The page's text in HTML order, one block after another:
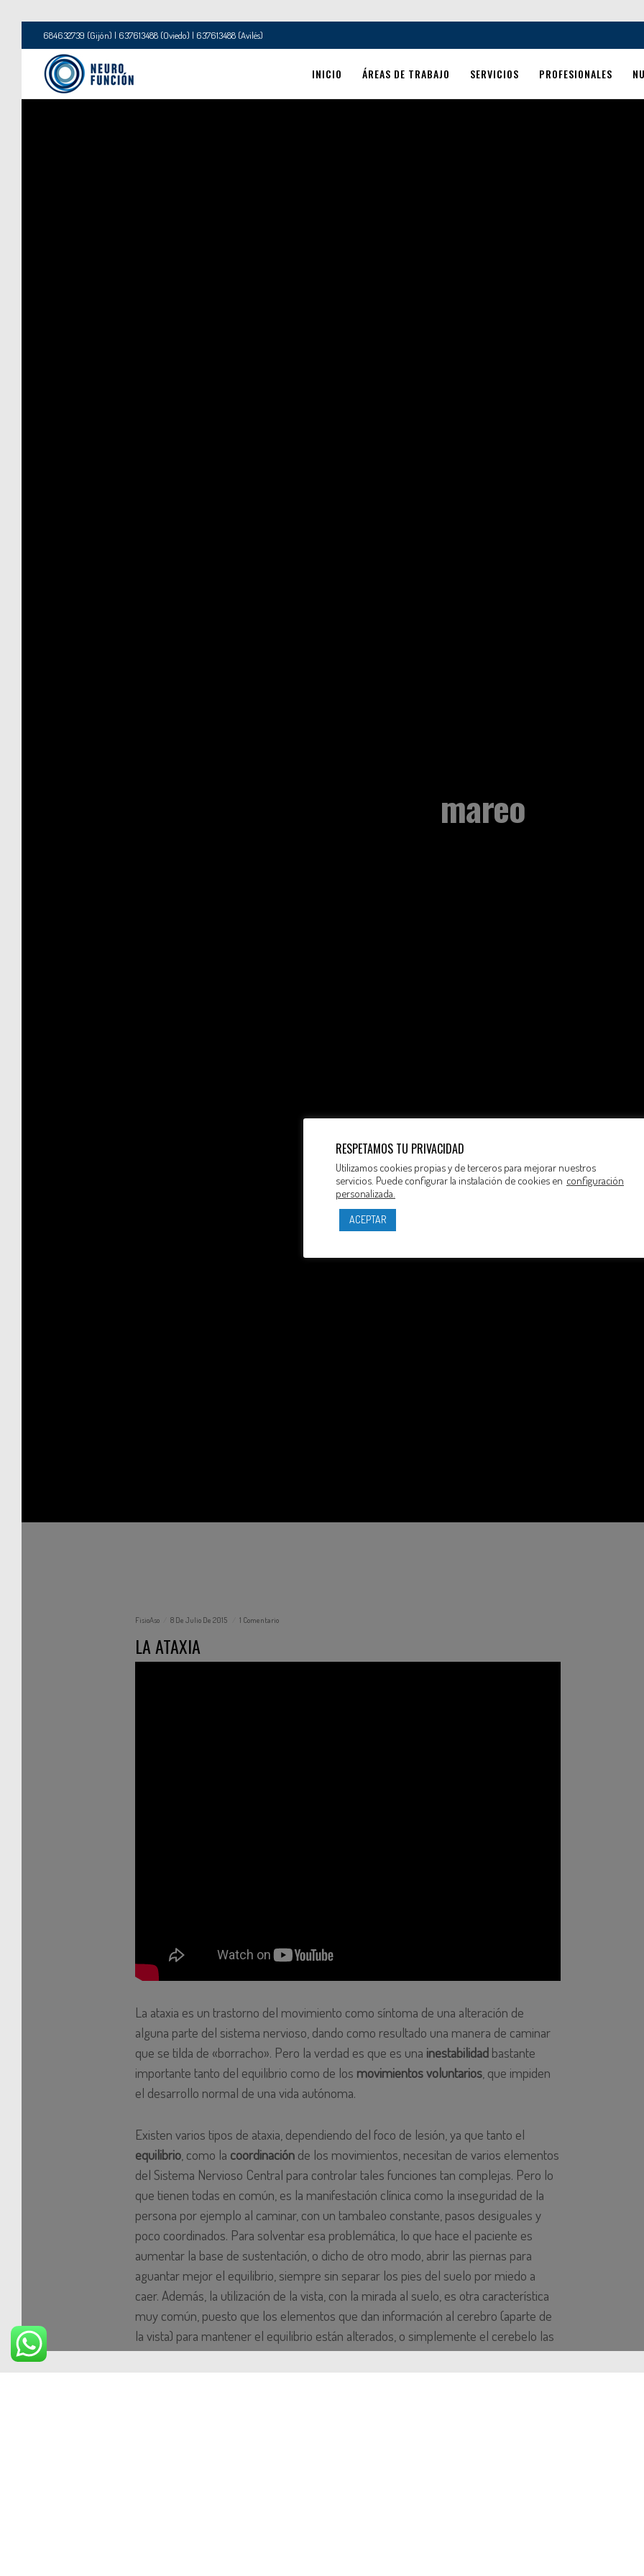
684632739 (Gijón) | 637613488 (Oviedo) | 637613488 (Avilés)
INICIO ÁREAS DE TRABAJO SERVICIOS PROFESIONALES
mareo
FisioAso 8 De Julio De 2015 1 Comentario
LA ATAXIA
La ataxia es un trastorno del movimiento como síntoma de una alteración de
alguna parte del sistema nervioso, dando como resultado una manera de caminar
que se tilda de «borracho». Pero la verdad es que es una inestabilidadbastante
importante tanto del equilibrio como de los movimientos voluntarios, que impiden
el desarrollo normal de una vida autónoma.
Existen varios tipos de ataxia, dependiendo del foco de lesión, ya que tanto el
equilibrio, como la coordinaciónde los movimientos, necesitan de varios elementos
del Sistema Nervioso Central para controlar tales funciones tan complejas. Pero lo
que tienen todas en común, es la manifestación clínica como la inseguridad de la
persona por ejemplo al caminar, con un tambaleo constante, pasos desiguales y
poco coordinados. Para solventar esa problemática, lo que hace el paciente es
aumentar la base de sustentación, o dicho de otro modo, abrir las piernas para
aguantar mejor el equilibrio, siempre sin separar los pies del suelo por miedo a
caer. Además, la utilización de la vista, con la mirada al suelo, es otra característica
muy común, puesto que los elementos que dan información al cerebro (aparte de
la vista) para mantener el equilibrio están alterados, o simplemente el cerebelo las
interpreta mal. Es por eso, que al cerrar los ojos, estos pacientes caen.
RESPETAMOS TU PRIVACIDAD
Utilizamos cookies propias y de terceros para mejorar nuestros
servicios. Puede configurar la instalación de cookies en configuración
personalizada.
ACEPTAR